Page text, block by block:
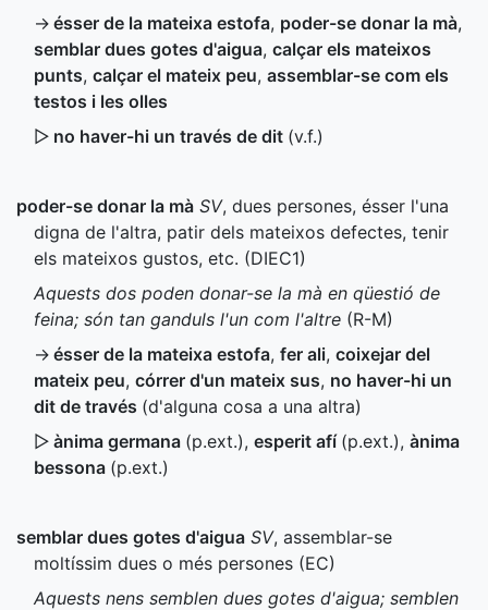
→ ésser de la mateixa estofa, poder-se donar la mà,
semblar dues gotes d'aigua, calçar els mateixos
punts, calçar el mateix peu, assemblar-se com els
testos i les olles
▷ no haver-hi un través de dit (v.f.)
poder-se donar la mà SV, dues persones, ésser l'una
digna de l'altra, patir dels mateixos defectes, tenir
els mateixos gustos, etc. (DIEC1)
Aquests dos poden donar-se la mà en qüestió de
feina; són tan ganduls l'un com l'altre (R-M)
→ ésser de la mateixa estofa, fer ali, coixejar del
mateix peu, córrer d'un mateix sus, no haver-hi un
dit de través (d'alguna cosa a una altra)
▷ ànima germana (p.ext.), esperit afí (p.ext.), ànima
bessona (p.ext.)
semblar dues gotes d'aigua SV, assemblar-se
moltíssim dues o més persones (EC)
Aquests nens semblen dues gotes d'aigua; semblen